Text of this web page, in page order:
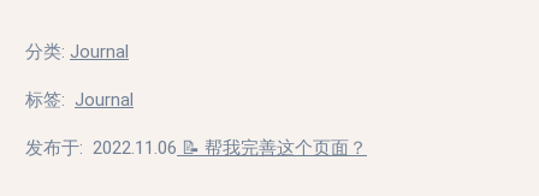
分类: Journal
标签: Journal
发布于: 2022.11.06 📝 帮我完善这个页面？